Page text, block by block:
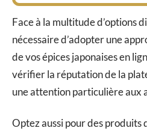
Face à la multitude d’options
nécessaire d’adopter une
de vos épices japonaises en
vérifier la réputation de la
une attention particulière aux
Optez aussi pour des produits